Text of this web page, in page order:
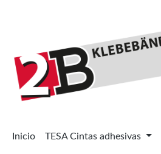
Inicio TESA Cintas adhesivas